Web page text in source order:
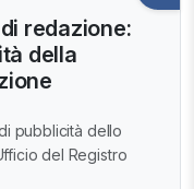
redazione:
della
pubblicità dello
del Registro